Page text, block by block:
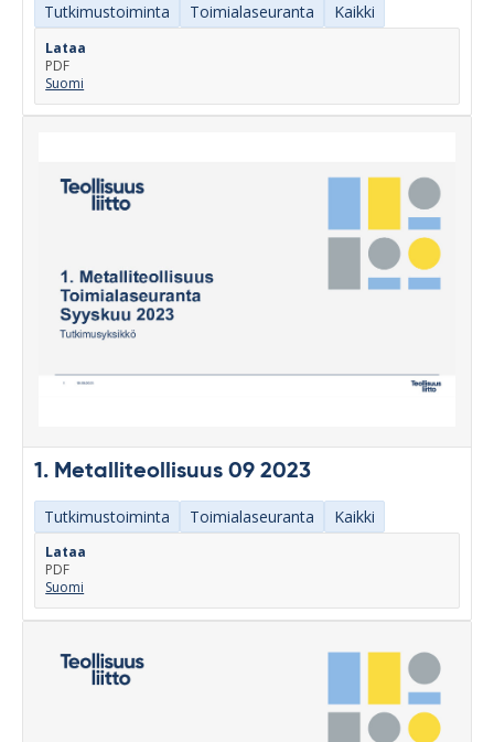
Tutkimustoiminta Toimialaseuranta Kaikki
Lataa
PDF
Suomi
1. Metalliteollisuus 09 2023
Tutkimustoiminta Toimialaseuranta Kaikki
Lataa
PDF
Suomi